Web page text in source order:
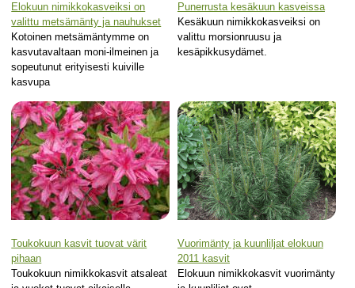
Elokuun nimikkokasveiksi on
valittu metsämänty ja nauhukset
Kotoinen metsämäntymme on
kasvutavaltaan moni-ilmeinen ja
sopeutunut erityisesti kuiville
kasvupa
Punerrusta kesäkuun kasveissa
Kesäkuun nimikkokasveiksi on
valittu morsionruusu ja
kesäpikkusydämet.
Toukokuun kasvit tuovat värit
pihaan
Toukokuun nimikkokasvit atsaleat
Vuorimänty ja kuunliljat elokuun
2011 kasvit
Elokuun nimikkokasvit vuorimänty